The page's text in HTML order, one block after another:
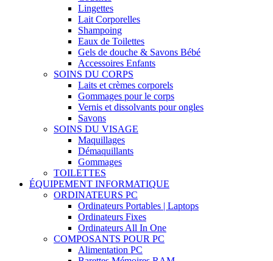
Lingettes
Lait Corporelles
Shampoing
Eaux de Toilettes
Gels de douche & Savons Bébé
Accessoires Enfants
SOINS DU CORPS
Laits et crèmes corporels
Gommages pour le corps
Vernis et dissolvants pour ongles
Savons
SOINS DU VISAGE
Maquillages
Démaquillants
Gommages
TOILETTES
ÉQUIPEMENT INFORMATIQUE
ORDINATEURS PC
Ordinateurs Portables | Laptops
Ordinateurs Fixes
Ordinateurs All In One
COMPOSANTS POUR PC
Alimentation PC